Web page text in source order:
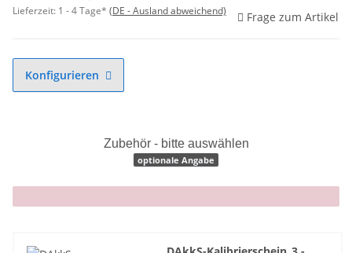
Lieferzeit: 1 - 4 Tage* (DE - Ausland abweichend) Frage zum Artikel
Konfigurieren
Zubehör - bitte auswählen
optionale Angabe
x